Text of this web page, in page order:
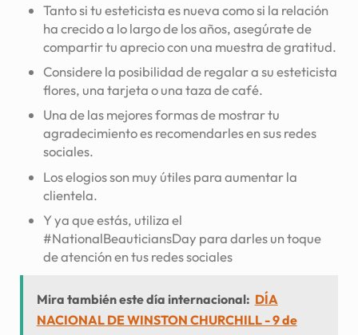
Tanto si tu esteticista es nueva como si la relación
ha crecido a lo largo de los años, asegúrate de
compartir tu aprecio con una muestra de gratitud.
Considere la posibilidad de regalar a su esteticista
flores, una tarjeta o una taza de café.
Una de las mejores formas de mostrar tu
agradecimiento es recomendarles en sus redes
sociales.
Los elogios son muy útiles para aumentar la
clientela.
Y ya que estás, utiliza el
#NationalBeauticiansDay para darles un toque
de atención en tus redes sociales
Mira también este día internacional: DÍA
NACIONAL DE WINSTON CHURCHILL - 9 de